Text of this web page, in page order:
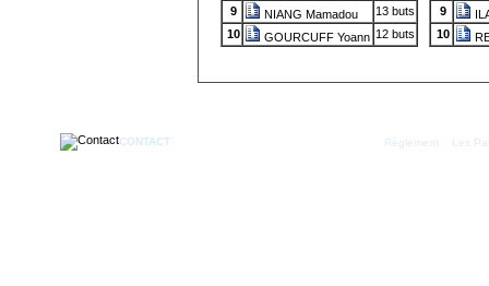
9
NIANG Mamadou
13 buts
10
GOURCUFF Yoann 12 buts
9
10
CONTACT Règlement Les